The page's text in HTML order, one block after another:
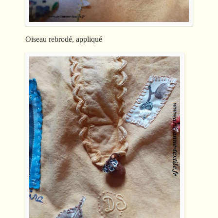
Oiseau rebrodé, appliqué